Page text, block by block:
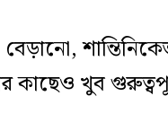
কাছেও খুব